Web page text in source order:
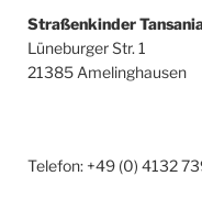
Straßenkinder
Lüneburger Str. 1
21385 Amelinghausen
Telefon: +49 (0) 4132